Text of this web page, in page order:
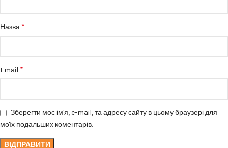
Назва *
Email *
Зберегти моє ім'я, e-mail, та адресу сайту в цьому браузері для
моїх подальших коментарів.